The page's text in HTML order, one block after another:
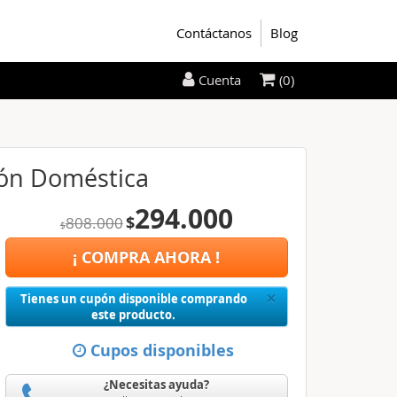
Contáctanos Blog
Doméstica
$808.000$294.000
¡ COMPRA AHORA !
×Close
Tienes un cupón disponible comprando
este producto.
Cupos disponibles
¿Necesitas ayuda?
Cuenta (0)